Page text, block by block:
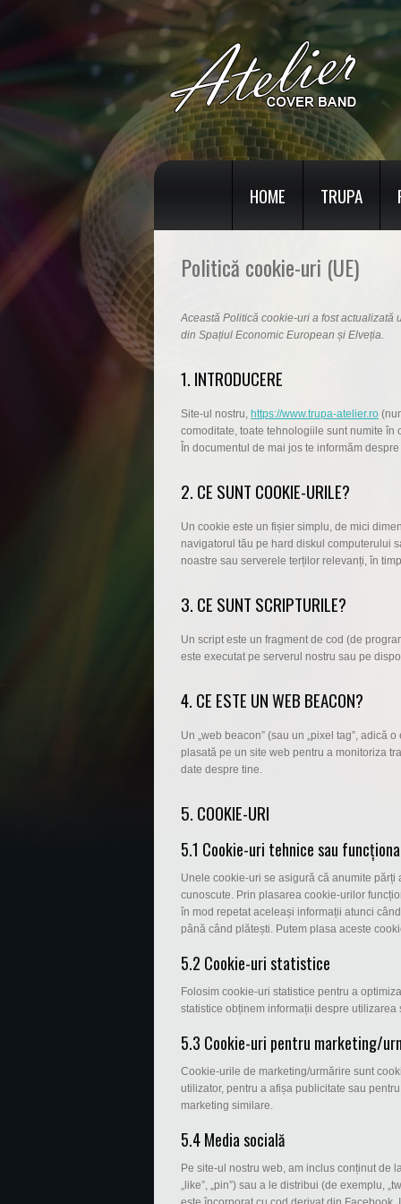
HOME TRUPA
Politică cookie-uri (UE)
Această Politică cookie-uri a fost
din Spațiul Economic European și Elveția.
1. INTRODUCERE
Site-ul nostru, https://www.trupa-atelier.ro
comoditate, toate tehnologiile sunt numite în
În documentul de mai jos te informăm
2. CE SUNT COOKIE-URILE?
Un cookie este un fișier simplu, de mici
navigatorul tău pe hard diskul computerului
noastre sau serverele terților relevanți, în
3. CE SUNT SCRIPTURILE?
Un script este un fragment de cod (de
este executat pe serverul nostru sau pe
4. CE ESTE UN WEB BEACON?
Un „web beacon” (sau un „pixel tag”, adică
plasată pe un site web pentru a monitoriza
date despre tine.
5. COOKIE-URI
5.1 Cookie-uri tehnice sau
Unele cookie-uri se asigură că anumite
cunoscute. Prin plasarea cookie-urilor
în mod repetat aceleași informații atunci
până când plătești. Putem plasa aceste
5.2 Cookie-uri statistice
Folosim cookie-uri statistice pentru a
statistice obținem informații despre
5.3 Cookie-uri pentru marketing/
Cookie-urile de marketing/urmărire sunt
utilizator, pentru a afișa publicitate sau
marketing similare.
5.4 Media socială
Pe site-ul nostru web, am inclus conținut de
„like”, „pin”) sau a le distribui (de exemplu,